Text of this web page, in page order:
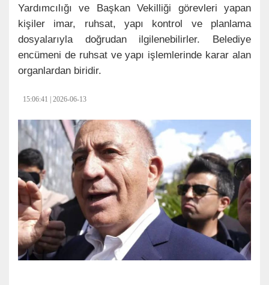
Yardımcılığı ve Başkan Vekilliği görevleri yapan
kişiler imar, ruhsat, yapı kontrol ve planlama
dosyalarıyla doğrudan ilgilenebilirler. Belediye
encümeni de ruhsat ve yapı işlemlerinde karar alan
organlardan biridir.
15:06:41 | 2026-06-13